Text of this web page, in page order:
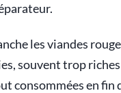
les viandes
souvent trop
consommées en fin